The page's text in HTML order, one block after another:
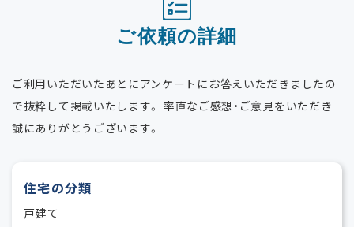
ご依頼の詳細
ご利用いただいたあとにアンケートにお答えいただきましたの
で抜粋して掲載いたします。 率直なご感想・ご意見をいただき
誠にありがとうございます。
住宅の分類
戸建て